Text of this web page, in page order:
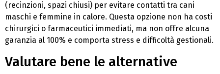
(recinzioni, spazi chiusi) per evitare contatti tra cani
maschi e femmine in calore. Questa opzione non ha costi
chirurgici o farmaceutici immediati, ma non offre alcuna
garanzia al 100% e comporta stress e difficoltà gestionali.
Valutare bene le alternative